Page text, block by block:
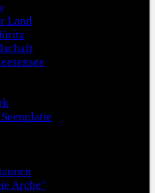
Land
Arche"